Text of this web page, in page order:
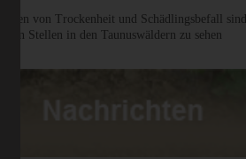
Folgen von Trockenheit und Schädlingsbefall
vielen Stellen in den Taunuswäldern zu sehen